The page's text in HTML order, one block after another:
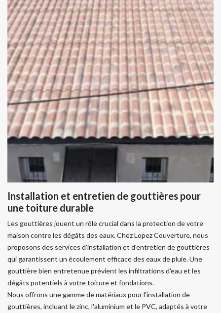
Installation et entretien de gouttières pour
une toiture durable
Les gouttières jouent un rôle crucial dans la protection de votre
maison contre les dégâts des eaux. Chez Lopez Couverture, nous
proposons des services d'installation et d'entretien de gouttières
qui garantissent un écoulement efficace des eaux de pluie. Une
gouttière bien entretenue prévient les infiltrations d'eau et les
dégâts potentiels à votre toiture et fondations.
Nous offrons une gamme de matériaux pour l'installation de
gouttières, incluant le zinc, l'aluminium et le PVC, adaptés à votre